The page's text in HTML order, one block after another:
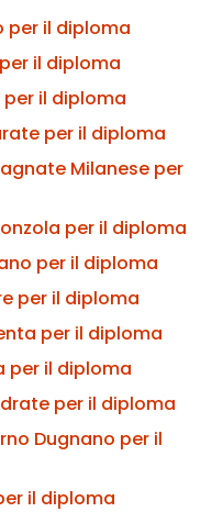
per il diploma
il diploma
per il diploma
per il diploma
Milanese per
per il diploma
per il diploma
per il diploma
per il diploma
per il diploma
per il diploma
Dugnano per il
il diploma